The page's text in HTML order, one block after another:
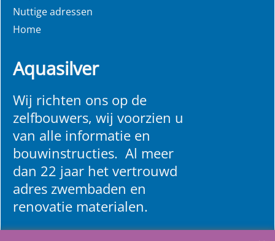
Nuttige adressen
Home
Aquasilver
Wij richten ons op de
zelfbouwers, wij voorzien u
van alle informatie en
bouwinstructies. Al meer
dan 22 jaar het vertrouwd
adres zwembaden en
renovatie materialen.